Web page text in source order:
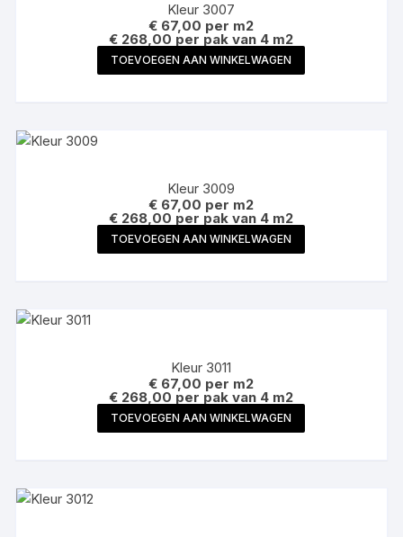
Kleur 3007
€ 67,00 per m2
€ 268,00 per pak van 4 m2
TOEVOEGEN AAN WINKELWAGEN
Kleur 3009
€ 67,00 per m2
€ 268,00 per pak van 4 m2
TOEVOEGEN AAN WINKELWAGEN
Kleur 3011
€ 67,00 per m2
€ 268,00 per pak van 4 m2
TOEVOEGEN AAN WINKELWAGEN